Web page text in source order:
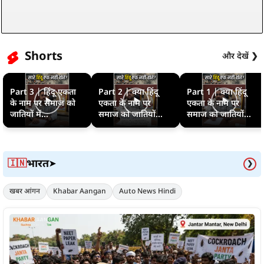
Shorts और देखें ❯
Part 3 | हिंदू एकता
के नाम पर समाज को
जातियों में...
Part 2 | क्या हिंदू
एकता के नाम पर
समाज को जातियों...
Part 1 | क्या हिंदू
एकता के नाम पर
समाज को जातियों...
🇮🇳भारत➤ ❯
खबर आंगन Khabar Aangan Auto News Hindi